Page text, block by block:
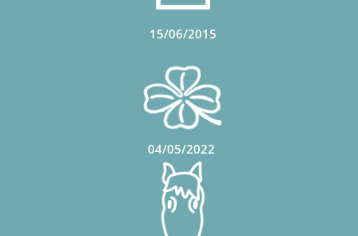
15/06/2015
04/05/2022